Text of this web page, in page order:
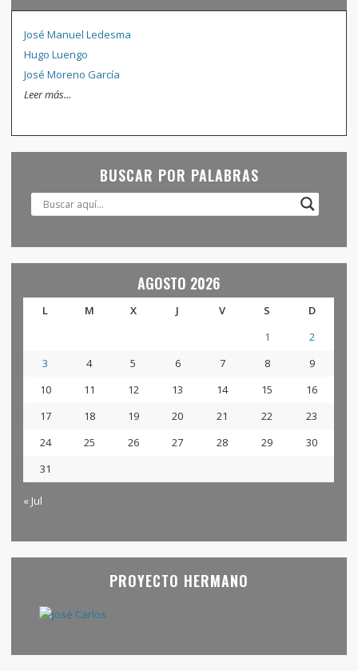
José Manuel Ledesma
Hugo Luengo
José Moreno García
Leer más...
BUSCAR POR PALABRAS
AGOSTO 2026
L M X J V S
D
1
2
3
4 5 6 7 8
9
10
11 12 13 14 15
16
17
18 19 20 21 22
23
24
25 26 27 28 29
30
31
« Jul
PROYECTO HERMANO